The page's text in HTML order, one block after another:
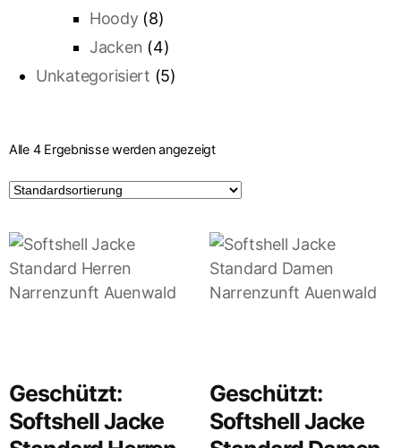
Hoody (8)
Jacken (4)
Unkategorisiert (5)
Alle 4 Ergebnisse werden angezeigt
Geschützt:
Softshell Jacke
Geschützt:
Softshell Jacke